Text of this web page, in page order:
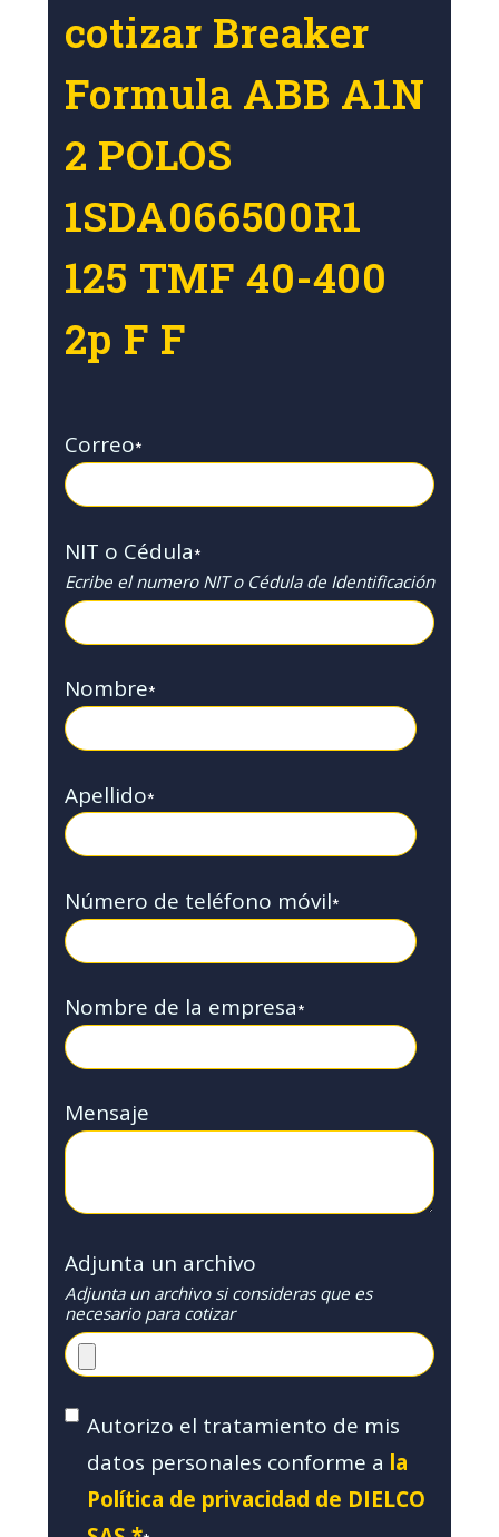
cotizar Breaker
Formula ABB A1N
2 POLOS
1SDA066500R1
125 TMF 40-400
2p F F
Correo*
NIT o Cédula*
Ecribe el numero NIT o Cédula de Identificación
Nombre*
Apellido*
Número de teléfono móvil*
Nombre de la empresa*
Mensaje
Adjunta un archivo
Adjunta un archivo si consideras que es
necesario para cotizar
Autorizo el tratamiento de mis
datos personales conforme a la
Política de privacidad de DIELCO